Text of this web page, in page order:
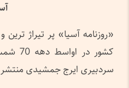
«روزنامه آسیا» پر تیراژ
سردبیری ایرج جمشیدی